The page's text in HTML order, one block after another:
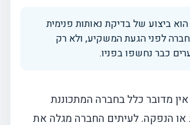
ביצוע של בדיקת נאותות פנימית
לפני הגעת המשקיע, ולא רק
כבר נחשפו בפניו.
מדובר כלל בחברה המתכוננת
או הנפקה. לעיתים החברה מגלה את